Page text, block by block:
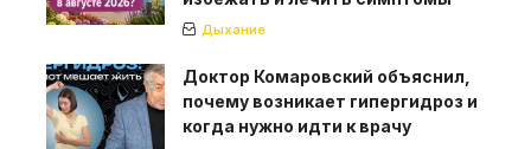
Дыхание
Доктор Комаровский объяснил,
почему возникает гипергидроз и
когда нужно идти к врачу